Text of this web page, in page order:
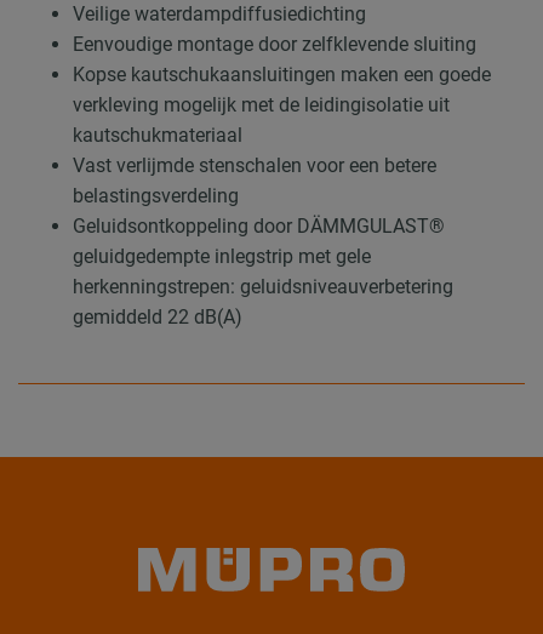
Veilige waterdampdiffusiedichting
Eenvoudige montage door zelfklevende sluiting
Kopse kautschukaansluitingen maken een goede
verkleving mogelijk met de leidingisolatie uit
kautschukmateriaal
Vast verlijmde stenschalen voor een betere
belastingsverdeling
Geluidsontkoppeling door DÄMMGULAST®
geluidgedempte inlegstrip met gele
herkenningstrepen: geluidsniveauverbetering
gemiddeld 22 dB(A)